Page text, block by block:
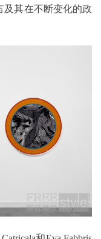
及其在不断变化的政